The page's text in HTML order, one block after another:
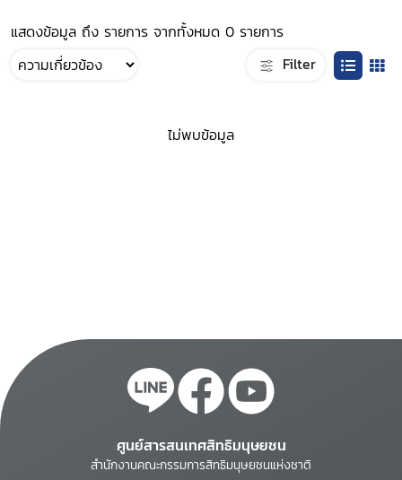
แสดงข้อมูล ถึง รายการ จากทั้งหมด 0 รายการ
Filter
ไม่พบข้อมูล
ศูนย์สารสนเทศสิทธิมนุษยชน
สำนักงานคณะกรรมการสิทธิมนุษยชนแห่งชาติ